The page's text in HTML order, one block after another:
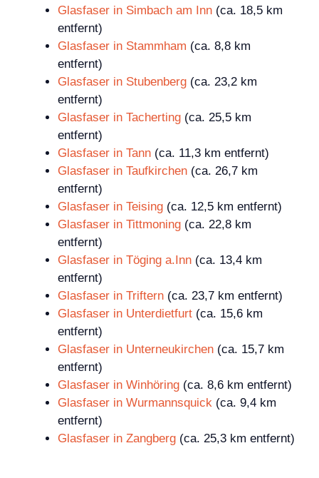
Glasfaser in Simbach am Inn (ca. 18,5 km
entfernt)
Glasfaser in Stammham (ca. 8,8 km
entfernt)
Glasfaser in Stubenberg (ca. 23,2 km
entfernt)
Glasfaser in Tacherting (ca. 25,5 km
entfernt)
Glasfaser in Tann (ca. 11,3 km entfernt)
Glasfaser in Taufkirchen (ca. 26,7 km
entfernt)
Glasfaser in Teising (ca. 12,5 km entfernt)
Glasfaser in Tittmoning (ca. 22,8 km
entfernt)
Glasfaser in Töging a.Inn (ca. 13,4 km
entfernt)
Glasfaser in Triftern (ca. 23,7 km entfernt)
Glasfaser in Unterdietfurt (ca. 15,6 km
entfernt)
Glasfaser in Unterneukirchen (ca. 15,7 km
entfernt)
Glasfaser in Winhöring (ca. 8,6 km entfernt)
Glasfaser in Wurmannsquick (ca. 9,4 km
entfernt)
Glasfaser in Zangberg (ca. 25,3 km entfernt)